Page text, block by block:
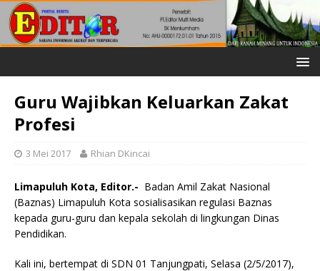
Guru Wajibkan Keluarkan Zakat
Profesi
3 Mei 2017 Rhian DKincai
Limapuluh Kota, Editor.- Badan Amil Zakat Nasional
(Baznas) Limapuluh Kota sosialisasikan regulasi Baznas
kepada guru-guru dan kepala sekolah di lingkungan Dinas
Pendidikan.
Kali ini, bertempat di SDN 01 Tanjungpati, Selasa (2/5/2017),